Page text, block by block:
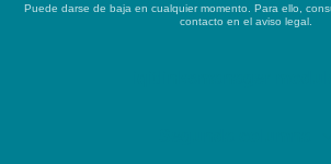
Puede darse de baja en cualquier momento. Para ello,
contacto en el aviso legal.